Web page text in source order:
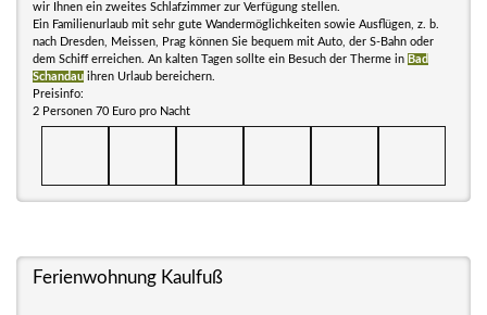
wir Ihnen ein zweites Schlafzimmer zur Verfügung stellen.
Ein Familienurlaub mit sehr gute Wandermöglichkeiten sowie Ausflügen, z. b.
nach Dresden, Meissen, Prag können Sie bequem mit Auto, der S-Bahn oder
dem Schiff erreichen. An kalten Tagen sollte ein Besuch der Therme in Bad
Schandau ihren Urlaub bereichern.
Preisinfo:
2 Personen 70 Euro pro Nacht
Ferienwohnung Kaulfuß